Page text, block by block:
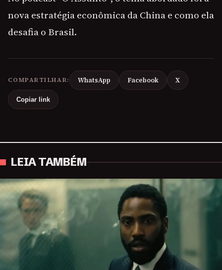
nova estratégia econômica da China e como ela
desafia o Brasil.
COMPARTILHAR: WhatsApp Facebook X
Copiar link
LEIA TAMBÉM